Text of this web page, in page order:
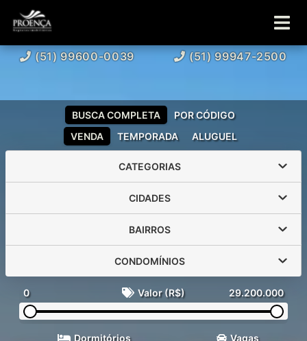
(51) 99600-0039 (51) 99947-2500
VENDA TEMPORADA ALUGUEL
BUSCA COMPLETA POR CÓDIGO
CATEGORIAS
CIDADES
BAIRROS
CONDOMÍNIOS
0 Valor (R$) 29.200.000
Dormitórios Vagas